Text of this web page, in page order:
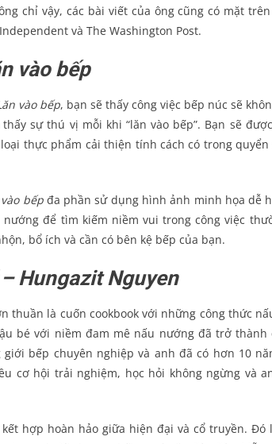
chỉ vậy, các bài viết của ông cũng có mặt
và The Washington Post.
vào bếp
vào bếp, bạn sẽ thấy công việc bếp núc sẽ
sự thú vị mỗi khi “lăn vào bếp”. Bạn sẽ
thực phẩm cải thiện tính cách có trong
bếpđa phần sử dụng hình ảnh minh họa dễ
nướng để tìm kiếm niềm vui trong công việc
bổ ích và cần có bên kệ bếp của bạn.
Hungazit Nguyen
thuần là cuốn cookbook với những công thức
bé với niềm đam mê nấu nướng đã trở
giới bếp chuyên nghiệp và anh đã có hơn 10
cơ hội trải nghiệm, học hỏi không ngừng và
hợp hoàn hảo giữa hiện đại và cổ truyền.